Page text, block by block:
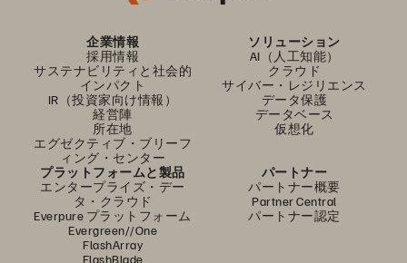
企業情報
採用情報
サステナビリティと社会的
インパクト
IR（投資家向け情報）
経営陣
所在地
エグゼクティブ・ブリーフ
ィング・センター
ソリューション
AI（人工知能）
クラウド
サイバー・レジリエンス
データ保護
データベース
仮想化
プラットフォームと製品
エンタープライズ・デー
タ・クラウド
Everpure プラットフォーム
Evergreen//One
FlashArray
FlashBlade
パートナー
パートナー概要
Partner Central
パートナー認定